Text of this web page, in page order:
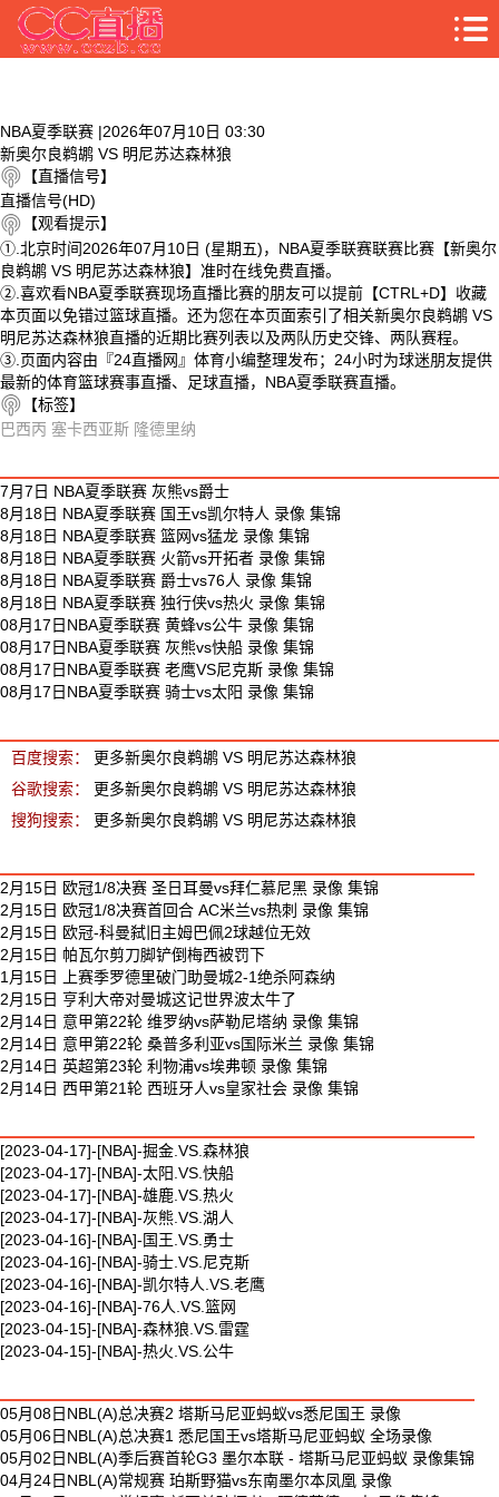
NBA夏季联赛 |2026年07月10日 03:30
新奥尔良鹈鹕 VS 明尼苏达森林狼
【直播信号】
直播信号(HD)
【观看提示】
①.北京时间2026年07月10日 (星期五)，NBA夏季联赛联赛比赛【新奥尔
良鹈鹕 VS 明尼苏达森林狼】准时在线免费直播。
②.喜欢看NBA夏季联赛现场直播比赛的朋友可以提前【CTRL+D】收藏
本页面以免错过篮球直播。还为您在本页面索引了相关新奥尔良鹈鹕 VS
明尼苏达森林狼直播的近期比赛列表以及两队历史交锋、两队赛程。
③.页面内容由『24直播网』体育小编整理发布；24小时为球迷朋友提供
最新的体育篮球赛事直播、足球直播，NBA夏季联赛直播。
【标签】
巴西丙 塞卡西亚斯 隆德里纳
7月7日 NBA夏季联赛 灰熊vs爵士
8月18日 NBA夏季联赛 国王vs凯尔特人 录像 集锦
8月18日 NBA夏季联赛 篮网vs猛龙 录像 集锦
8月18日 NBA夏季联赛 火箭vs开拓者 录像 集锦
8月18日 NBA夏季联赛 爵士vs76人 录像 集锦
8月18日 NBA夏季联赛 独行侠vs热火 录像 集锦
08月17日NBA夏季联赛 黄蜂vs公牛 录像 集锦
08月17日NBA夏季联赛 灰熊vs快船 录像 集锦
08月17日NBA夏季联赛 老鹰VS尼克斯 录像 集锦
08月17日NBA夏季联赛 骑士vs太阳 录像 集锦
百度搜索：
更多新奥尔良鹈鹕 VS 明尼苏达森林狼
谷歌搜索：
更多新奥尔良鹈鹕 VS 明尼苏达森林狼
搜狗搜索：
更多新奥尔良鹈鹕 VS 明尼苏达森林狼
2月15日 欧冠1/8决赛 圣日耳曼vs拜仁慕尼黑 录像 集锦
2月15日 欧冠1/8决赛首回合 AC米兰vs热刺 录像 集锦
2月15日 欧冠-科曼弑旧主姆巴佩2球越位无效
2月15日 帕瓦尔剪刀脚铲倒梅西被罚下
1月15日 上赛季罗德里破门助曼城2-1绝杀阿森纳
2月15日 亨利大帝对曼城这记世界波太牛了
2月14日 意甲第22轮 维罗纳vs萨勒尼塔纳 录像 集锦
2月14日 意甲第22轮 桑普多利亚vs国际米兰 录像 集锦
2月14日 英超第23轮 利物浦vs埃弗顿 录像 集锦
2月14日 西甲第21轮 西班牙人vs皇家社会 录像 集锦
[2023-04-17]-[NBA]-掘金.VS.森林狼
[2023-04-17]-[NBA]-太阳.VS.快船
[2023-04-17]-[NBA]-雄鹿.VS.热火
[2023-04-17]-[NBA]-灰熊.VS.湖人
[2023-04-16]-[NBA]-国王.VS.勇士
[2023-04-16]-[NBA]-骑士.VS.尼克斯
[2023-04-16]-[NBA]-凯尔特人.VS.老鹰
[2023-04-16]-[NBA]-76人.VS.篮网
[2023-04-15]-[NBA]-森林狼.VS.雷霆
[2023-04-15]-[NBA]-热火.VS.公牛
05月08日NBL(A)总决赛2 塔斯马尼亚蚂蚁vs悉尼国王 录像
05月06日NBL(A)总决赛1 悉尼国王vs塔斯马尼亚蚂蚁 全场录像
05月02日NBL(A)季后赛首轮G3 墨尔本联 - 塔斯马尼亚蚂蚁 录像集锦
04月24日NBL(A)常规赛 珀斯野猫vs东南墨尔本凤凰 录像